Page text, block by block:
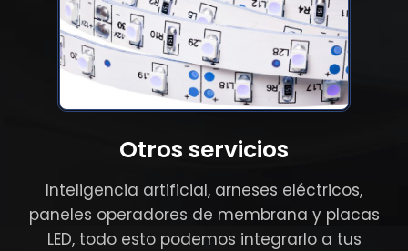
Otros servicios
Inteligencia artificial, arneses eléctricos,
paneles operadores de membrana y placas
LED, todo esto podemos integrarlo a tus